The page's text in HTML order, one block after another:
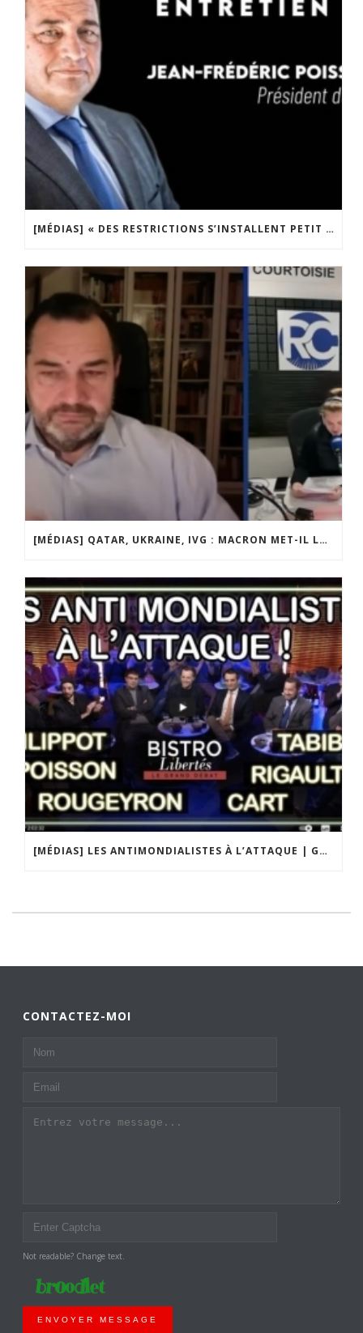
[MÉDIAS] « DES RESTRICTIONS S’INSTALLENT PETIT À PETIT DANS NOTRE PAYS » ENTRETIEN AVEC BOULEVARD VOLTAIRE
[MÉDIAS] QATAR, UKRAINE, IVG : MACRON MET-IL LA FRANCE EN DANGER ? JF POISSON INVITÉ DE LIGNE DROITE SUR RADIO COURTOISIE
[MÉDIAS] LES ANTIMONDIALISTES À L’ATTAQUE | GRAND DÉBAT DE BRISTO LIBERTÉS
CONTACTEZ-MOI
Not readable? Change text.
ENVOYER MESSAGE